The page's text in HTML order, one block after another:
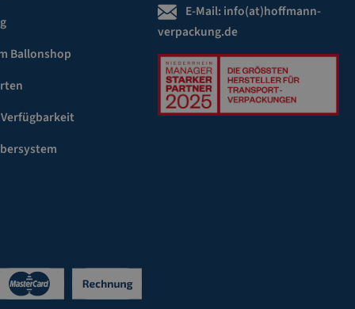
Ballonshop
E-Mail: info(at)hoffmann-
verpackung.de